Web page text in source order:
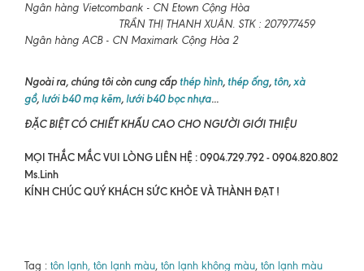
Ngân hàng Vietcombank - CN Etown Cộng Hòa
TRẦN THỊ THANH XUÂN. STK : 207977459
Ngân hàng ACB - CN Maximark Cộng Hòa 2
Ngoài ra, chúng tôi còn cung cấp thép hình, thép ống, tôn, xà
gồ, lưới b40 mạ kẽm, lưới b40 bọc nhựa...
ĐẶC BIỆT CÓ CHIẾT KHẤU CAO CHO NGƯỜI GIỚI THIỆU
MỌI THẮC MẮC VUI LÒNG LIÊN HỆ : 0904.729.792 - 0904.820.802
Ms.Linh
KÍNH CHÚC QUÝ KHÁCH SỨC KHỎE VÀ THÀNH ĐẠT !
Tag : tôn lạnh, tôn lạnh màu, tôn lạnh không màu, tôn lạnh màu